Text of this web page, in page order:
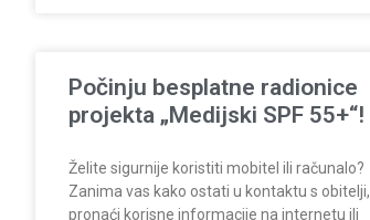
Počinju besplatne radionice
projekta „Medijski SPF 55+“!
Želite sigurnije koristiti mobitel ili računalo?
Zanima vas kako ostati u kontaktu s obitelji,
pronaći korisne informacije na internetu ili